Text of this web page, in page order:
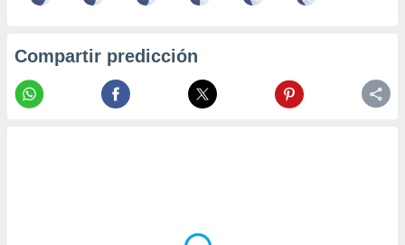
Compartir predicción